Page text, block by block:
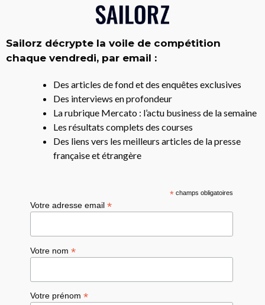
Sailorz décrypte la voile de compétition
chaque vendredi, par email :
Des articles de fond et des enquêtes exclusives
Des interviews en profondeur
La rubrique Mercato : l’actu business de la semaine
Les résultats complets des courses
Des liens vers les meilleurs articles de la presse
française et étrangère
*champs obligatoires
Votre adresse email*
Votre nom*
Votre prénom*